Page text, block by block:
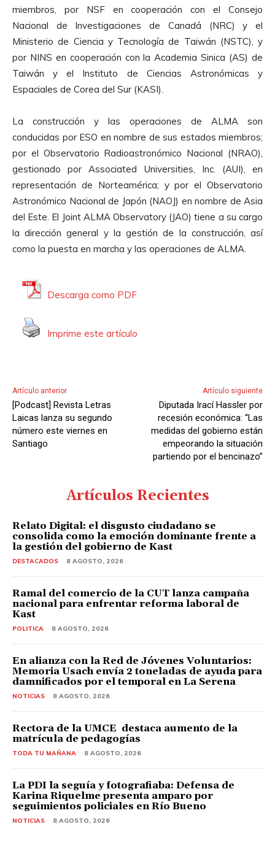
miembros, por NSF en cooperación con el Consejo
Nacional de Investigaciones de Canadá (NRC) y el
Ministerio de Ciencia y Tecnología de Taiwán (NSTC), y
por NINS en cooperación con la Academia Sinica (AS) de
Taiwán y el Instituto de Ciencias Astronómicas y
Espaciales de Corea del Sur (KASI).
La construcción y las operaciones de ALMA son
conducidas por ESO en nombre de sus estados miembros;
por el Observatorio Radioastronómico Nacional (NRAO),
gestionado por Associated Universities, Inc. (AUI), en
representación de Norteamérica; y por el Observatorio
Astronómico Nacional de Japón (NAOJ) en nombre de Asia
del Este. El Joint ALMA Observatory (JAO) tiene a su cargo
la dirección general y la gestión de la construcción, así
como la puesta en marcha y las operaciones de ALMA.
Descarga como PDF
Imprime este artículo
Artículo anterior
[Podcast] Revista Letras
Laicas lanza su segundo
número este viernes en
Santiago
Artículo siguiente
Diputada Irací Hassler por
recesión económica: “Las
medidas del gobierno están
empeorando la situación
partiendo por el bencinazo”
Artículos Recientes
Relato Digital: el disgusto ciudadano se
consolida como la emoción dominante frente a
la gestión del gobierno de Kast
DESTACADOS 8 AGOSTO, 2026
Ramal del comercio de la CUT lanza campaña
nacional para enfrentar reforma laboral de
Kast
POLITICA 8 AGOSTO, 2026
En alianza con la Red de Jóvenes Voluntarios:
Memoria Usach envía 2 toneladas de ayuda para
damnificados por el temporal en La Serena
NOTICIAS 8 AGOSTO, 2026
Rectora de la UMCE destaca aumento de la
matrícula de pedagogías
TODA TU MAÑANA 8 AGOSTO, 2026
La PDI la seguía y fotografiaba: Defensa de
Karina Riquelme presenta amparo por
seguimientos policiales en Río Bueno
NOTICIAS 8 AGOSTO, 2026